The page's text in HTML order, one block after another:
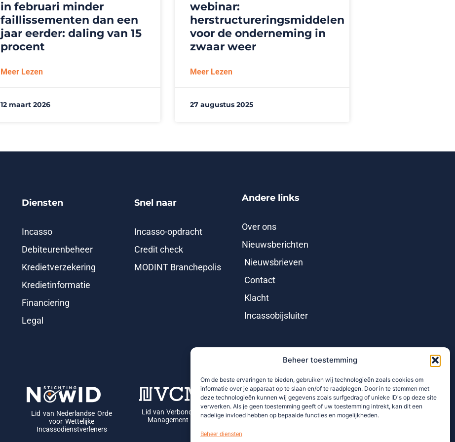
Beheer toestemming
Om de beste ervaringen te bieden, gebruiken wij technologieën zoals cookies om
informatie over je apparaat op te slaan en/of te raadplegen. Door in te stemmen met
deze technologieën kunnen wij gegevens zoals surfgedrag of unieke ID's op deze site
verwerken. Als je geen toestemming geeft of uw toestemming intrekt, kan dit een
nadelige invloed hebben op bepaalde functies en mogelijkheden.
Beheer diensten
in februari minder
faillissementen dan een
jaar eerder: daling van 15
procent
Meer Lezen
12 maart 2026
webinar:
herstructureringsmiddelen
voor de onderneming in
zwaar weer
Meer Lezen
27 augustus 2025
Diensten
Incasso
Debiteurenbeheer
Kredietverzekering
Kredietinformatie
Financiering
Legal
Lid van Nederlandse Orde
voor Wettelijke
Incassodienstverleners
Snel naar
Incasso-opdracht
Credit check
MODINT Branchepolis
Lid van Verbond van Credit
Management Bedrijven
Andere links
Over ons
Nieuwsberichten
Nieuwsbrieven
Contact
Klacht
Incassobijsluiter